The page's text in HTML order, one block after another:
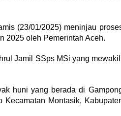
(23/01/2025) meninjau
2025 oleh Pemerintah Aceh.
Jamil SSps MSi yang
huni yang berada di
Kecamatan Montasik,